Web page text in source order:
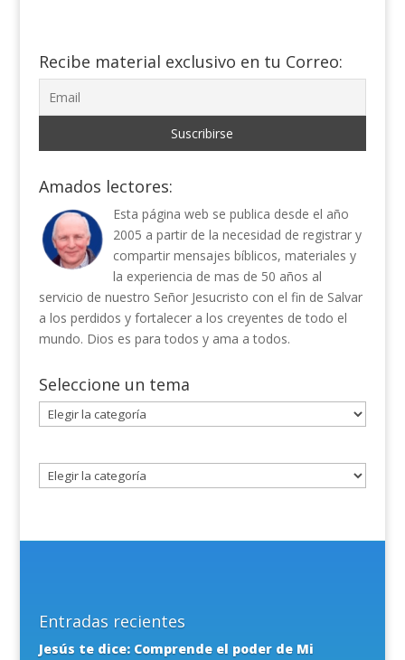
Recibe material exclusivo en tu Correo:
Amados lectores:
Esta página web se publica desde el año
2005 a partir de la necesidad de registrar y
compartir mensajes bíblicos, materiales y
la experiencia de mas de 50 años al
servicio de nuestro Señor Jesucristo con el fin de Salvar
a los perdidos y fortalecer a los creyentes de todo el
mundo. Dios es para todos y ama a todos.
Seleccione un tema
Seleccione
un
Entradas recientes
Jesús te dice: Comprende el poder de Mi